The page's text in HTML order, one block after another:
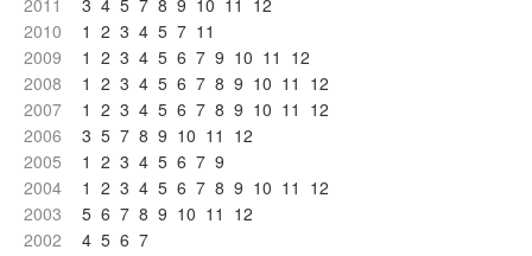
2011
3 4 5 7 8 9 10 11 12
2010
1 2 3 4 5 7 11
2009
1 2 3 4 5 6 7 9 10 11 12
2008
1 2 3 4 5 6 7 8 9 10 11 12
2007
1 2 3 4 5 6 7 8 9 10 11 12
2006
3 5 7 8 9 10 11 12
2005
1 2 3 4 5 6 7 9
2004
1 2 3 4 5 6 7 8 9 10 11 12
2003
5 6 7 8 9 10 11 12
2002
4 5 6 7